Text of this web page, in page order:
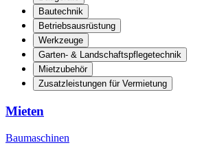
Bautechnik
Betriebsausrüstung
Werkzeuge
Garten- & Landschaftspflegetechnik
Mietzubehör
Zusatzleistungen für Vermietung
Mieten
Baumaschinen